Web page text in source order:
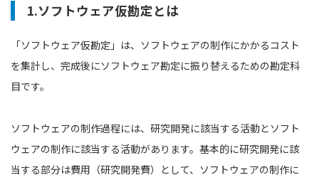
1.ソフトウェア仮勘定とは
「ソフトウェア仮勘定」は、ソフトウェアの制作にかかるコスト
を集計し、完成後にソフトウェア勘定に振り替えるための勘定科
目です。
ソフトウェアの制作過程には、研究開発に該当する活動とソフト
ウェアの制作に該当する活動があります。基本的に研究開発に該
当する部分は費用（研究開発費）として、ソフトウェアの制作に